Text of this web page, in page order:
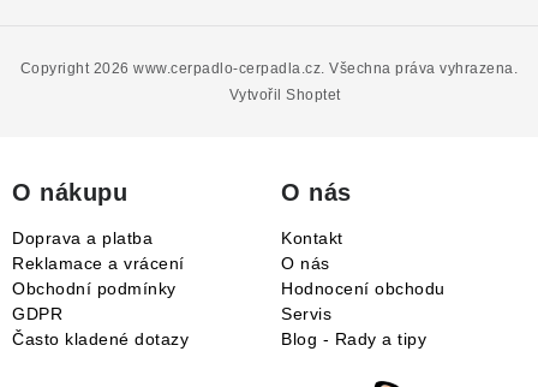
Vytvořil Shoptet
Copyright 2026www.cerpadlo-cerpadla.cz. Všechna práva vyhrazena.
O nákupu
Doprava a platba
Reklamace a vrácení
Obchodní podmínky
GDPR
Často kladené dotazy
O nás
Kontakt
O nás
Hodnocení obchodu
Servis
Blog - Rady a tipy